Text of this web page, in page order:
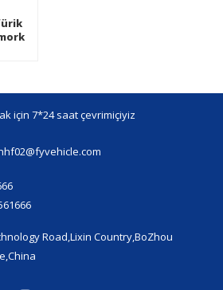
için 7*24 saat çevrimiçiyiz
Road,Lixin Country,BoZhou